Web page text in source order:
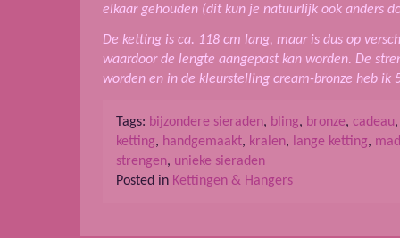
elkaar gehouden (dit kun je natuurlijk ook anders
De ketting is ca. 118 cm lang, maar is dus op
waardoor de lengte aangepast kan worden. De
worden en in de kleurstelling cream-bronze heb ik
Tags: bijzondere sieraden, bling, bronze, cadeau
ketting, handgemaakt, kralen, lange ketting,
strengen, unieke sieraden
Posted in Kettingen & Hangers